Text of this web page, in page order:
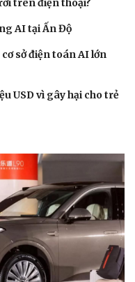
Việt
trên điện thoại?
AI tại Ấn Độ
sở điện toán AI lớn
USD vì gây hại cho trẻ